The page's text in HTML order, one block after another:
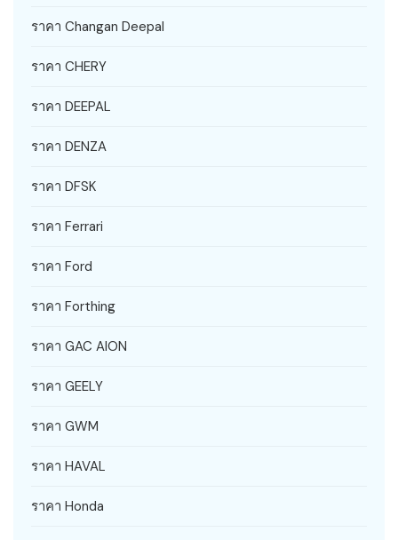
ราคา Changan Deepal
ราคา CHERY
ราคา DEEPAL
ราคา DENZA
ราคา DFSK
ราคา Ferrari
ราคา Ford
ราคา Forthing
ราคา GAC AION
ราคา GEELY
ราคา GWM
ราคา HAVAL
ราคา Honda